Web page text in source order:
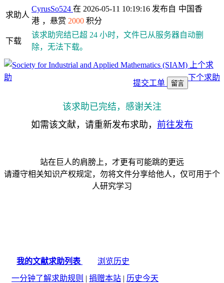
求助人
CyrusSo524 在 2026-05-11 10:19:16 发布自 中国香
港 ，悬赏 2000 积分
下载
该求助完结已超 24 小时，文件已从服务器自动删
除，无法下载。
上个求
助
下个求助
提交工单 留言
该求助已完结，感谢关注
如需该文献，请重新发布求助， 前往发布
站在巨人的肩膀上，才更有可能跳的更远
请遵守相关知识产权规定，勿将文件分享给他人，仅可用于个
人研究学习
我的文献求助列表
浏览历史
一分钟了解求助规则 | 捐赠本站 | 历史今天